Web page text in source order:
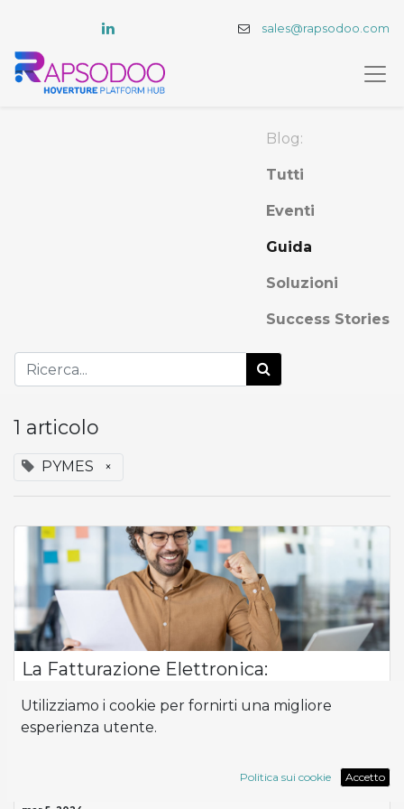
sales@rapsodoo.com
Blog:
Tutti
Eventi
Guida
Soluzioni
Success Stories
1 articolo
PYMES ×
La Fatturazione Elettronica:
e i benefici di questo strumento ma non lo implementa,
potrebbe diventare un ostacolo per la crescita e la
PYMES
Utilizziamo i cookie per fornirti una migliore
esperienza utente.
Politica sui cookie Accetto